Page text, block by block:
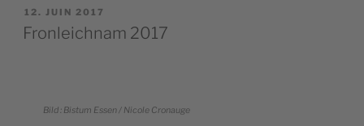
PUBLIÉ
LE
12. JUIN 2017
Fronleichnam 2017
Bild : Bis­tum Essen / Nicole Cronauge